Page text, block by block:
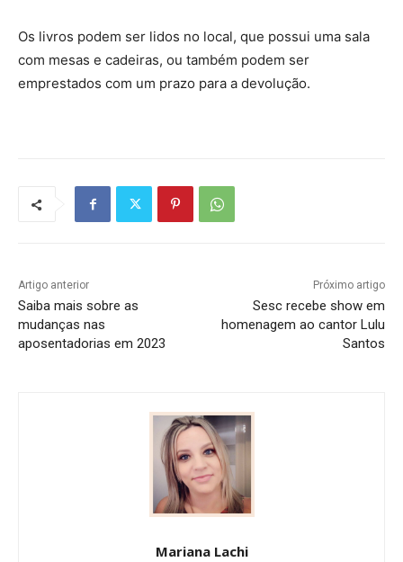
Os livros podem ser lidos no local, que possui uma sala
com mesas e cadeiras, ou também podem ser
emprestados com um prazo para a devolução.
Artigo anterior
Saiba mais sobre as
mudanças nas
aposentadorias em 2023
Próximo artigo
Sesc recebe show em
homenagem ao cantor Lulu
Santos
Mariana Lachi